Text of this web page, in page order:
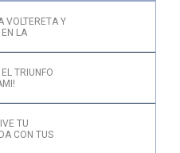
VOLTERETA Y
LA
TRIUNFO
TU
CON TUS